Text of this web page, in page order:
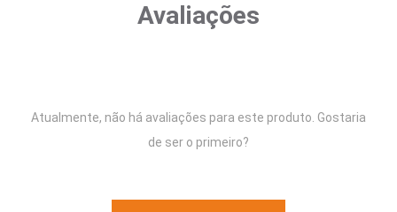
Avaliações
Atualmente, não há avaliações para este produto. Gostaria
de ser o primeiro?